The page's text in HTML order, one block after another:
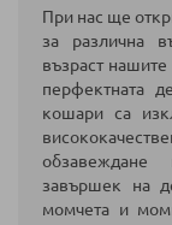
При нас ще
за различна
възраст
перфектната
кошари са
завършек на
момчета и